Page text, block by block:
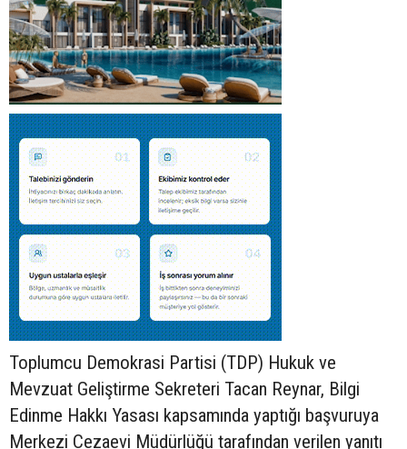
Toplumcu Demokrasi Partisi (TDP) Hukuk ve
Mevzuat Geliştirme Sekreteri Tacan Reynar, Bilgi
Edinme Hakkı Yasası kapsamında yaptığı başvuruya
Merkezi Cezaevi Müdürlüğü tarafından verilen yanıtı